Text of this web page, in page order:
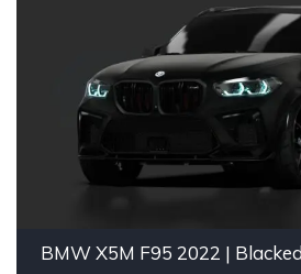
BMW X5M F95 2022 |